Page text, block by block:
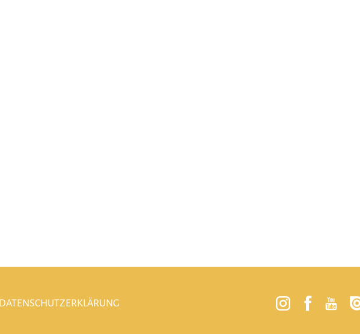
DATENSCHUTZERKLÄRUNG